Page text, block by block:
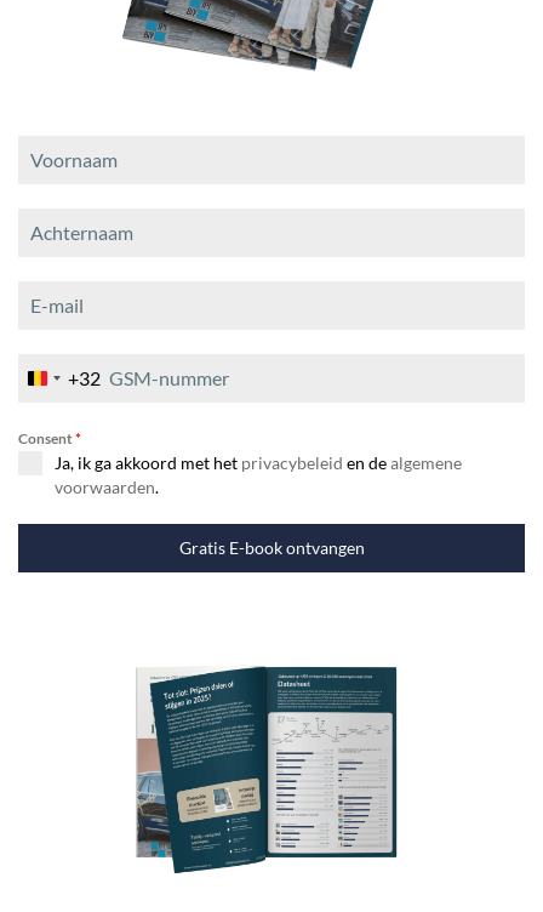
B
l
u
+32
Consent*
Ja, ik ga akkoord met het privacybeleid en dealgemene
voorwaarden.
Gratis E-book ontvangen